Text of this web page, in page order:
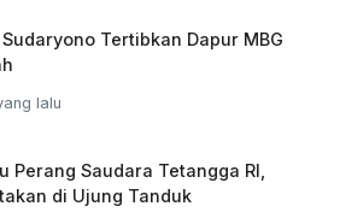
Tertibkan Dapur MBG
lalu
Perang Saudara Tetangga RI,
di Ujung Tanduk